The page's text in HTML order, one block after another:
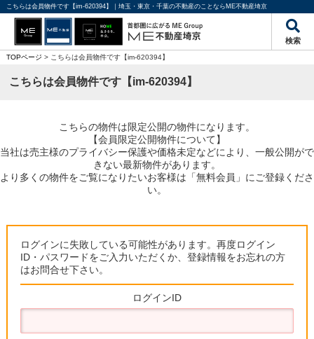
こちらは会員物件です【im-620394】｜埼玉・東京・千葉の不動産のことならME不動産埼京
検索
TOPページ > こちらは会員物件です【im-620394】
こちらは会員物件です【im-620394】
こちらの物件は限定公開の物件になります。
【会員限定公開物件について】
当社は売主様のプライバシー保護や価格未定などにより、一般公開がで
きない最新物件があります。
より多くの物件をご覧になりたいお客様は「無料会員」にご登録くださ
い。
ログインに失敗している可能性があります。再度ログイン
ID・パスワードをご入力いただくか、登録情報をお忘れの方
はお問合せ下さい。
ログインID